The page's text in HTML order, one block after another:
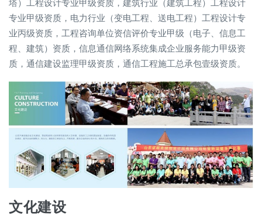
塔）工程设计专业甲级资质，建筑行业（建筑工程）工程设计
专业甲级资质，电力行业（变电工程、送电工程）工程设计专
业丙级资质，工程咨询单位资信评价专业甲级（电子、信息工
程、建筑）资质，信息通信网络系统集成企业服务能力甲级资
质，通信建设监理甲级资质，通信工程施工总承包壹级资质。
文化建设